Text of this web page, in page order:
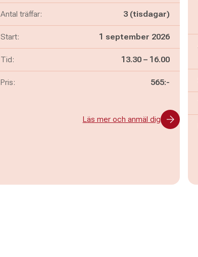
Antal träffar: 3 (tisdagar)
Start: 1 september 2026
Tid: Pågår mellan
13.30 – och
16.00
Pris: 565:-
Läs mer och anmäl dig